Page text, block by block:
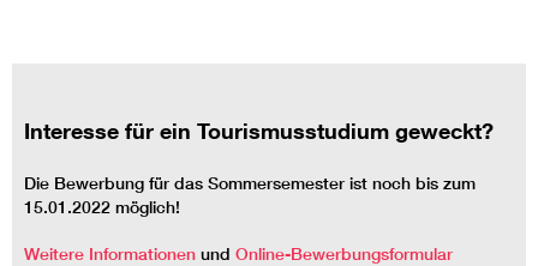
Interesse für ein Tourismusstudium geweckt?
Die Bewerbung für das Sommersemester ist noch bis zum
15.01.2022 möglich!
Weitere Informationen und Online-Bewerbungsformular